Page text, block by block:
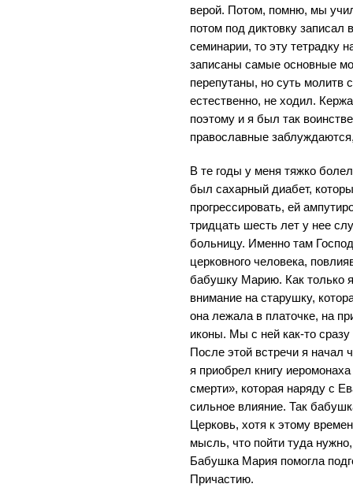
верой. Потом, помню, мы
потом под диктовку записал
семинарии, то эту тетрадку
записаны самые основные
перепутаны, но суть молитв
естественно, не ходил.
поэтому и я был так
православные
В те годы у меня тяжко
был сахарный диабет,
прогрессировать, ей
тридцать шесть лет у нее
больницу. Именно там
церковного человека,
бабушку Марию. Как только
внимание на старушку,
она лежала в платочке, на
иконы. Мы с ней как-то
После этой встречи я начал
я приобрел книгу
смерти», которая наряду с
сильное влияние. Так
Церковь, хотя к этому
мысль, что пойти туда
Бабушка Мария помогла
Причастию.